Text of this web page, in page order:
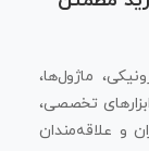
ماژول‌ها،
تخصصی،
و علاقه‌مندان